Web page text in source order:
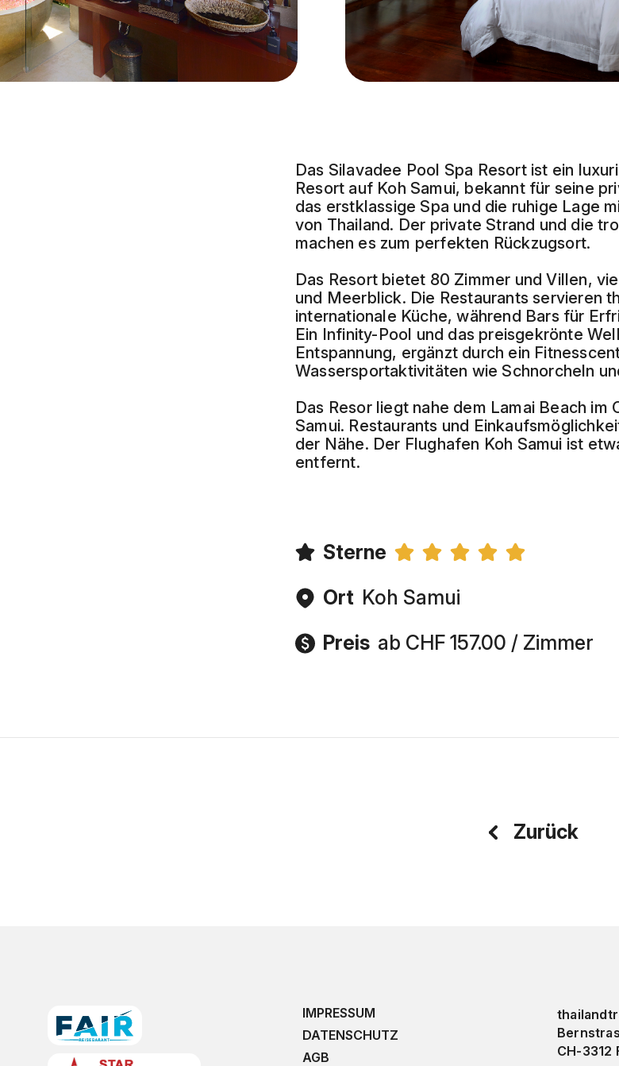
Das Silavadee Pool Spa Resort ist ein
Resort auf Koh Samui, bekannt für seine
das erstklassige Spa und die ruhige Lage
von Thailand. Der private Strand und die
machen es zum perfekten Rückzugsort.
Das Resort bietet 80 Zimmer und Villen,
und Meerblick. Die Restaurants servieren
internationale Küche, während Bars für
Ein Infinity-Pool und das preisgekrönte
Entspannung, ergänzt durch ein
Wassersportaktivitäten wie Schnorcheln
Das Resor liegt nahe dem Lamai Beach im
Samui. Restaurants und
der Nähe. Der Flughafen Koh Samui ist
entfernt.
Sterne
Ort Koh Samui
Preis ab CHF 157.00 / Zimmer
Zurück
IMPRESSUM
DATENSCHUTZ
AGB
CH-3312